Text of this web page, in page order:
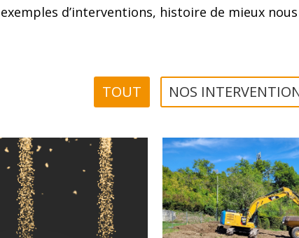
exemples d’interventions, histoire de mieux
TOUT NOS